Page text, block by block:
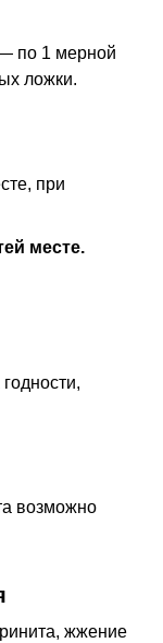
— по 1 мерной
ложки.
при
месте.
возможно
жжение